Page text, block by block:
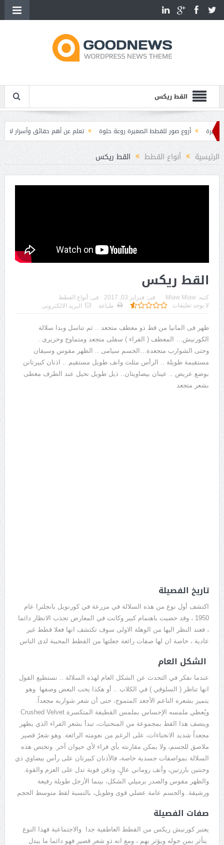
القط ريكس
أروع صور للقطط الصغيرة روعة حلوة
تعلم عن أهم حقائق وأسرار لا تعرفها
عند القطط
مميزات وصفات القطط الرئيسية أنواع القطط القط ريكس
القط ريكس
كتبه: Miaw Miaw فى: فبراير 03, 2017 فى: أنواع القطط
لا يوجد تعليقات
طباعة البريد الالكترونى
ظهر فى المانيا من قط ذو معطف متجعد .. ثم تناسل وبدا سلالة
الكورنيش… المعطف ( الفراء ) سفلى متجعد ومتماوج وحريرى .
وحتى الشوارب متجعدة…الجسم سيامى .. الظهر مقوس وسيقان
مستقيمة طويلة .. الرأس مثلث وانف طويل مستقيم .. اذنان كبيرتانن
بوضع عريض .. عينان بيضاويتان.. ذيل طويل نحيل عند الطرف مغطى
بشعر متجعد
تاريخ الفصيلة
اكتشف أول نوع من هذه السلالة في مزرعة في كورنويل بانجلترا عام
1950 ، وقد حضيت باهتمام كبير وكانت في المعارض تجذب الانظار دائما
، فعند النظر اليها من الوهلة الاولى سوف تكتشف انها فعلا قطط غير
عادية ، خاصة ان لها صفات رائعة جعلتها من القطط المحببة لدى الناس
الشكل العام
عندما نفكر في التحدث عن الشكل العام لهذه السلالة .. نستطيع القول
انها تناظر ( السلوقي ) في الكلاب .. أو هكذا يحب البعض وصفها وهو
يتميز بشعره الناعم الأجعد المتموج، حتى أن شعر شواربه مجعداً.
ويُعطي ملمسه الإحساس بملمس القطيفة المتكسرة Crushed Velvet
ويتصف هذا القط بمجموعة من المنحنيات، تبدأ بشعر الفراء الذي يظهر
مجعداً شديد الانحناءات، على الرغم من نعومته الرائعة. وهو شعرٌ قصير
ملاصق للجسم، ولا يمكن مقارنته بأي فراء لأي حيوان آخر. وتختص هذه
السلالة بمواصفات جسدية خاصة، فالأذنان كبيرتان على رأس بيضاوي ذي
وجنتين بارزتين، وأنف روماني عالٍ، وذقن قوية تدل على العزم والقوة.
والظهر مقوس والصدر برميلي الشكل، بينما الأرجل طويلة رفيعة
ورشيقة. والجسم عامة عضلي قوى وطويل، بالنسبة لقط متوسط الحجم
صفات الفصيلة
يعتبر كورنيش ريكس من القطط العاطفية جدا والاجتماعية فهذا النوع
يتأثر بمن حوله ويؤثر بهم ، ومع انه ذو شعر قصير فهو دائما ما يبدل